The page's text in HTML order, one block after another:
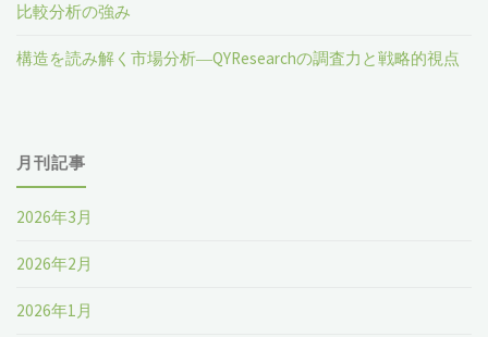
比較分析の強み
構造を読み解く市場分析―QYResearchの調査力と戦略的視点
月刊記事
2026年3月
2026年2月
2026年1月